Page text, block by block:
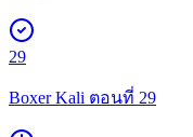
29
Boxer Kali ตอนที่ 29